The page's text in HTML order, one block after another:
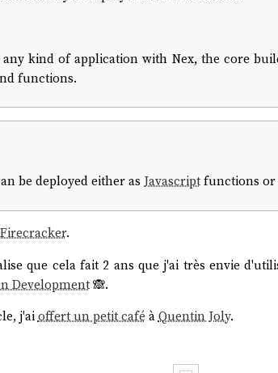
kind of application with Nex, the core
functions.
be deployed either as Javascriptfunctions or
Firecracker.
que cela fait 2 ans que j'ai très envie
Development🙈.
j'aioffert un petit café àQuentin Joly.